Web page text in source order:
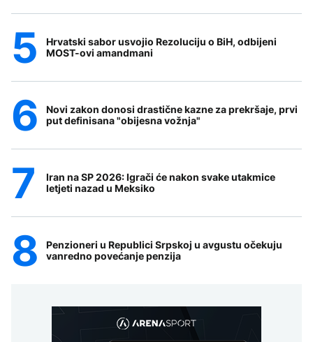
Hrvatski sabor usvojio Rezoluciju o BiH, odbijeni
MOST-ovi amandmani
Novi zakon donosi drastične kazne za prekršaje, prvi
put definisana "obijesna vožnja"
Iran na SP 2026: Igrači će nakon svake utakmice
letjeti nazad u Meksiko
Penzioneri u Republici Srpskoj u avgustu očekuju
vanredno povećanje penzija